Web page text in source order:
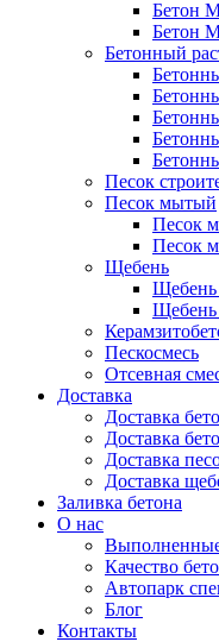
Бетон
Бетон
Бетонный
Песок
Песок мытый
Песок
Песок
Щебень
Щебень
Щебень
Пескосмесь
Отсевная
Доставка
Доставка
Доставка
Доставка
Доставка
Заливка бетона
О нас
Качество
Автопарк
Блог
Контакты